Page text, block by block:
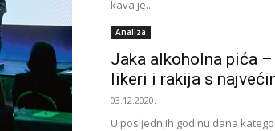
kava je...
Analiza
Jaka alkoholna pića –
likeri i rakija s
03.12.2020.
U posljednjih godinu dana